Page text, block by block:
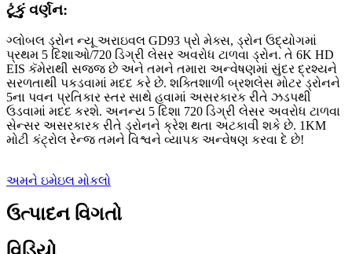
ટૂંકું વર્ણન:
ગ્લોબલ ડ્રોન ન્યૂ અરાઇવલ GD93 પ્રો મેક્સ, ડ્રોન ઉદ્યોગમાં
પ્રથમ 5 દિશાઓ/720 ડિગ્રી લેસર અવરોધ ટાળવા ડ્રોન. તે 6K HD
EIS કૅમેરાથી સજ્જ છે અને તમને તમારા અન્વેષણમાં સુંદર દ્રશ્યને
સરળતાથી પકડવામાં મદદ કરે છે. શક્તિશાળી બ્રશલેસ મોટર ડ્રોનને
5ના પવન પ્રતિકાર સ્તર સાથે હવામાં અસરકારક રીતે ઝડપથી
ઉડવામાં મદદ કરશે. અનન્ય 5 દિશા 720 ડિગ્રી લેસર અવરોધ ટાળવા
સેન્સર અસરકારક રીતે ડ્રોનને ક્રેશ થતા અટકાવી શકે છે. 1KM
મોટી કંટ્રોલ રેન્જ તમને વિશ્વને વ્યાપક અન્વેષણ કરવા દે છે!
અમને ઇમેઇલ મોકલો
ઉત્પાદન વિગતો